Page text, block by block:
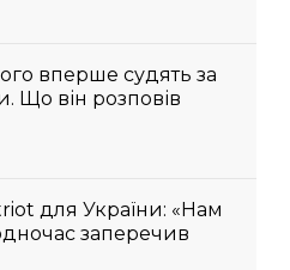
вперше судять за
Що він розповів
для України: «Нам
заперечив